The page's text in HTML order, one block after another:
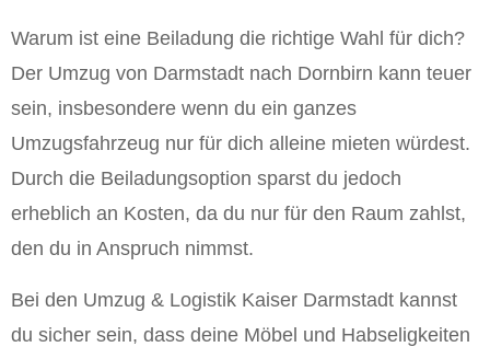
Warum ist eine Beiladung die richtige Wahl für dich?
Der Umzug von Darmstadt nach Dornbirn kann teuer
sein, insbesondere wenn du ein ganzes
Umzugsfahrzeug nur für dich alleine mieten würdest.
Durch die Beiladungsoption sparst du jedoch
erheblich an Kosten, da du nur für den Raum zahlst,
den du in Anspruch nimmst.
Bei den Umzug & Logistik Kaiser Darmstadt kannst
du sicher sein, dass deine Möbel und Habseligkeiten